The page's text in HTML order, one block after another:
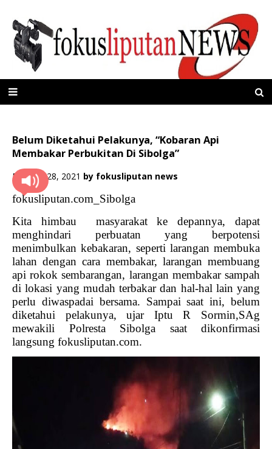
Belum Diketahui Pelakunya, “Kobaran Api
Membakar Perbukitan Di Sibolga”
Februari 28, 2021 by fokusliputan news
fokusliputan.com_Sibolga
Kita himbau
masyarakat ke depannya, dapat
menghindari perbuatan yang berpotensi
menimbulkan kebakaran, seperti larangan membuka
lahan dengan cara membakar, larangan membuang
api rokok sembarangan, larangan membakar sampah
di lokasi yang mudah terbakar dan hal-hal lain yang
perlu diwaspadai bersama. Sampai saat ini, belum
diketahui pelakunya, ujar Iptu R Sormin,SAg
mewakili Polresta Sibolga saat dikonfirmasi
langsung fokusliputan.com.